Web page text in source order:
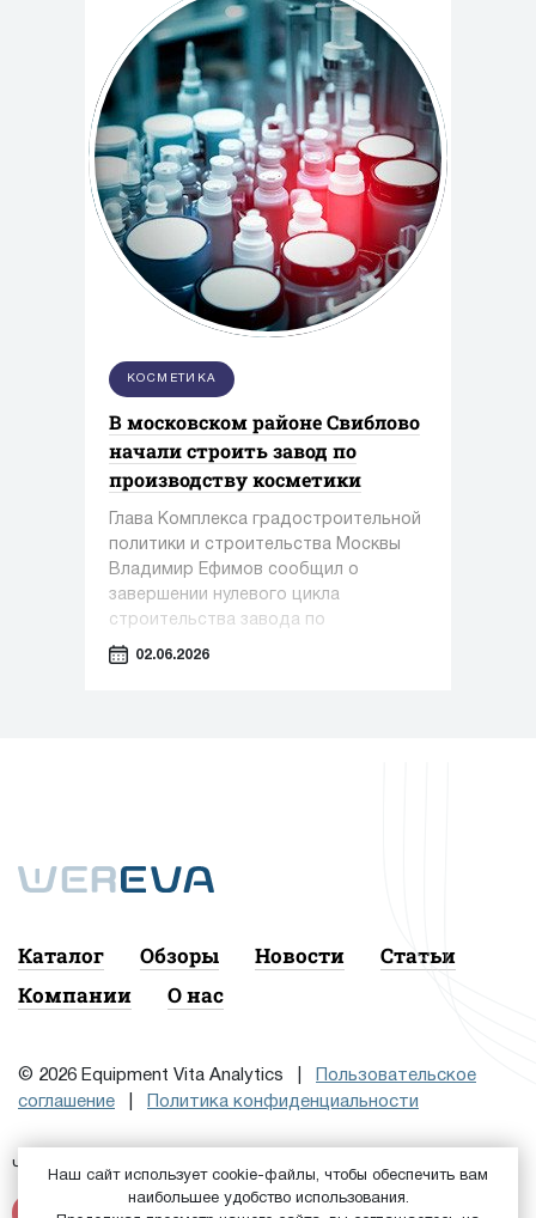
КОСМЕТИКА
В московском районе Свиблово
начали строить завод по
производству косметики
Глава Комплекса градостроительной
политики и строительства Москвы
Владимир Ефимов сообщил о
завершении нулевого цикла
строительства завода по
производству косметики и упаковки в
02.06.2026
Каталог Обзоры Новости
Статьи
Компании
О нас
© 2026 Equipment Vita Analytics |
Пользовательское
соглашение
Политика конфиденциальности
Чтобы подписаться на рассылку, сначала Войдите или
Зарегистрируйтесь
Наш сайт использует cookie-файлы, чтобы обеспечить вам
наибольшее удобство использования.